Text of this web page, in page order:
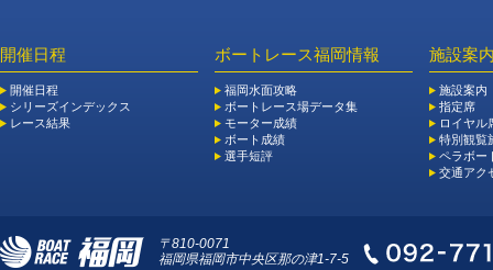
開催日程
開催日程
シリーズインデックス
レース結果
ボートレース福岡情報
福岡水面攻略
ボートレース場データ集
モーター成績
ボート成績
選手短評
施設案
施設案内
指定席
ロイヤル
特別観覧
ペラボー
交通アク
〒810-0071
福岡県福岡市中央区那の津1-7-5